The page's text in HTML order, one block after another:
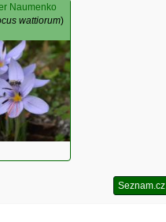
Naumenko
wattiorum)
Seznam.cz